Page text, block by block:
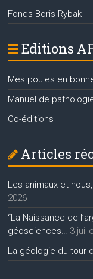
Fonds Boris Rybak
Editions
Mes poules en
Manuel de
Co-éditions
Articles
Les animaux et
2026
“La Naissance de
géosciences…
3
La géologie du tour